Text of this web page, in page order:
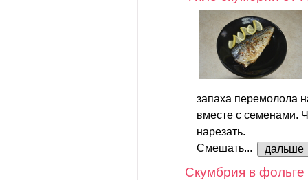
запаха перемолола
вместе с семенами.
нарезать.
Смешать...
дальше
Скумбрия в фольге